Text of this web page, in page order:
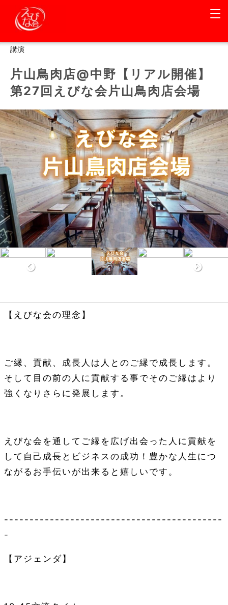
講演
片山鳥肉店@中野【リアル開催】
第27回えびな会片山鳥肉店会場
【えびな会の理念】
ご縁、貢献、成長人は人とのご縁で成長します。
そして目の前の人に貢献する事でそのご縁はより
強くなりさらに発展します。
えびな会を通してご縁を広げ出会った人に貢献を
して自己成長とビジネスの成功！豊かな人生につ
ながるお手伝いが出来ると嬉しいです。
-------------------------------------------
-
【アジェンダ】